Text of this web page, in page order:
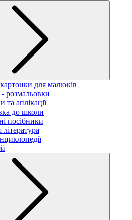
для малюків
розмальовки
та аплікації
до школи
посібники